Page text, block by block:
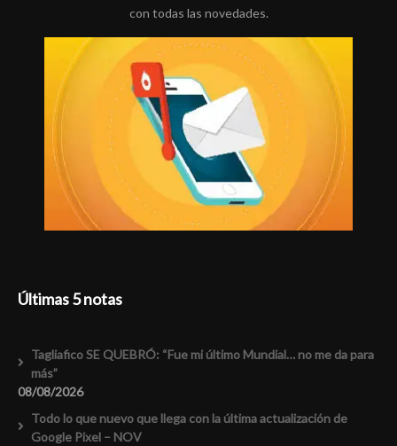
con todas las novedades.
Últimas 5 notas
Tagliafico SE QUEBRÓ: “Fue mi último Mundial… no me da para
más”
08/08/2026
Todo lo que nuevo que llega con la última actualización de
Google Pixel – NOV